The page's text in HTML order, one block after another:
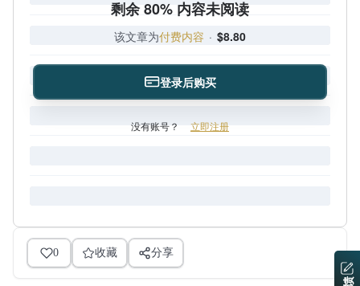
剩余 80% 内容未阅读
该文章为付费内容 · $8.80
登录后购买
没有账号？ 立即注册
0 收藏 分享